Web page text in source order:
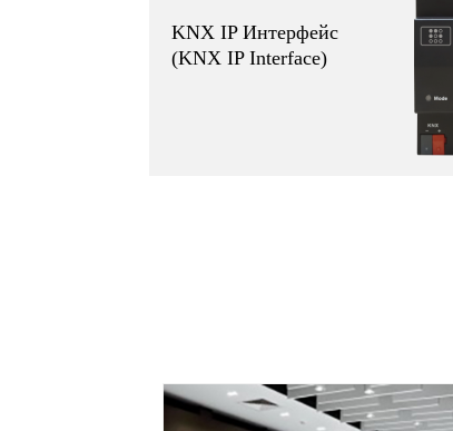
KNX IP Интерфейс
(KNX IP Interface)